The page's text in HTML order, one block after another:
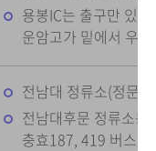
용봉IC는 출구만 있
운암고가 밑에서 우
전남대 정류소(정문)
전남대후문 정류소
충효187, 419 버스가